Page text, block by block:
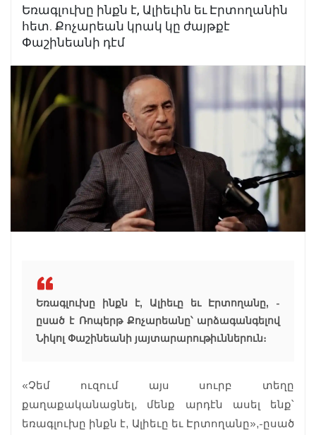
Եռագլուխը ինքն է, Ալիեւին եւ Էրտողանին
հետ. Քոչարեան կրակ կը ժայթքէ
Փաշինեանի դէմ
Եռագլուխը ինքն է, Ալիեւը եւ Էրտողանը, -
ըսած է Ռոպերթ Քոչարեանը՝ արձագանգելով
Նիկոլ Փաշինեանի յայտարարութիւններուն։
«Չեմ ուզում այս սուրբ տեղը
քաղաքականացնել, մենք արդէն ասել ենք՝
եռագլուխը ինքն է, Ալիեւը եւ Էրտողանը»,-ըսած